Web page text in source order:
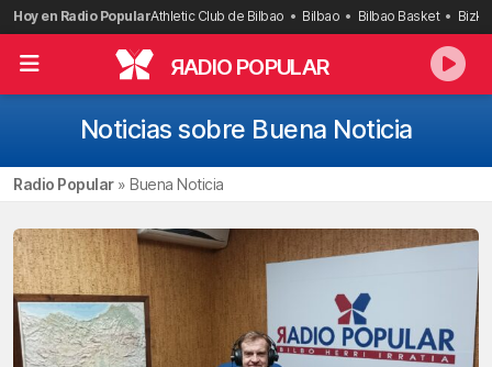
Saltar
al
contenido
Hoy en Radio PopularAthletic Club de Bilbao Bilbao Bilbao Basket
RADIO POPULAR
Noticias sobre Buena Noticia
Radio Popular» Buena Noticia